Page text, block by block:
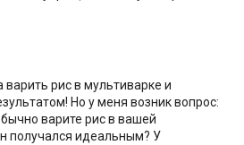
рис в мультиварке и
Но у меня возник вопрос:
варите рис в вашей
получался идеальным? У